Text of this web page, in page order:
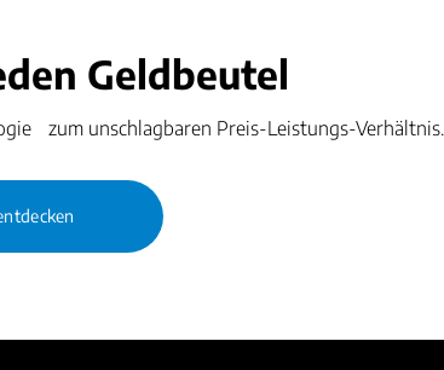
Geldbeutel
zum unschlagbaren Preis-Leistungs-Verhältnis.